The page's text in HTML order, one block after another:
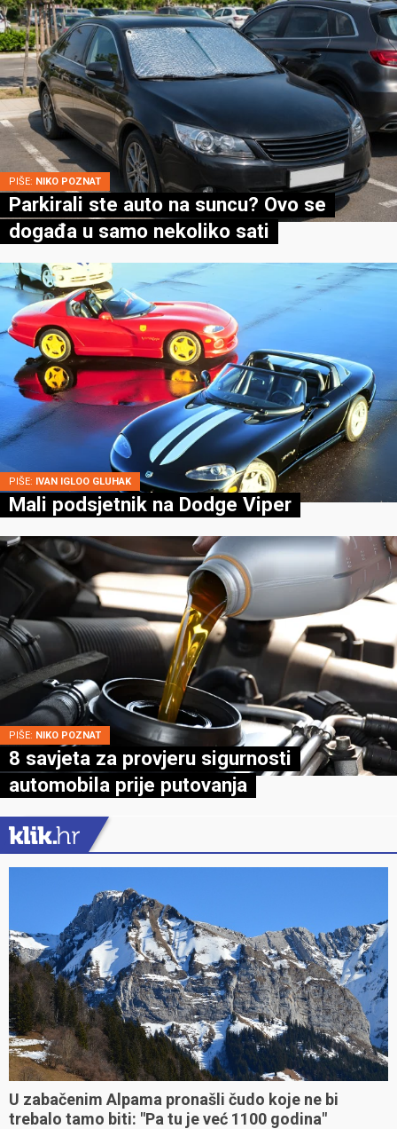
PIŠE: NIKO POZNAT
Parkirali ste auto na suncu? Ovo se
događa u samo nekoliko sati
PIŠE: IVAN IGLOO GLUHAK
Mali podsjetnik na Dodge Viper
PIŠE: NIKO POZNAT
8 savjeta za provjeru sigurnosti
automobila prije putovanja
U zabačenim Alpama pronašli čudo koje ne bi
trebalo tamo biti: "Pa tu je već 1100 godina"